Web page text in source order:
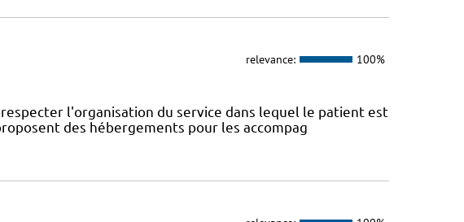
relevance: 100%
l'organisation du service dans lequel le patient est
des hébergements pour les accompag